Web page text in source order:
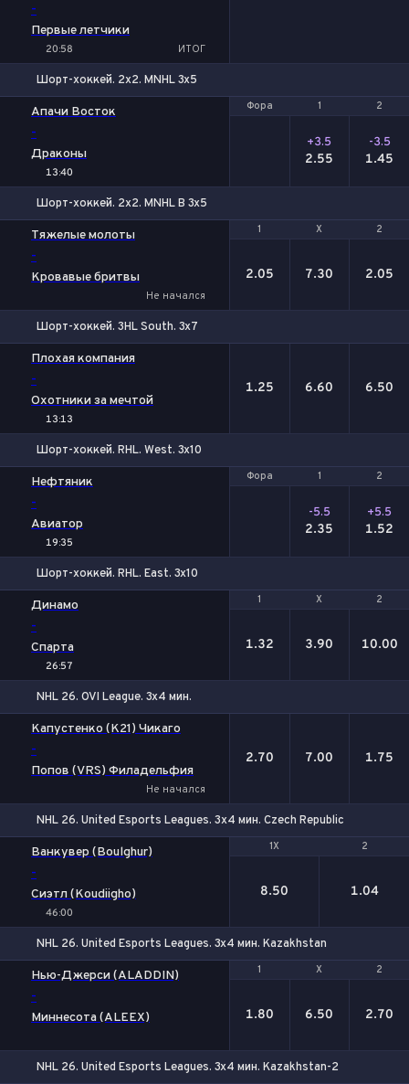
-
Первые летчики
20:58 ИТОГ
Шорт-хоккей. 2x2. MNHL 3x5
Фора 1 2
Апачи Восток
-
Драконы
13:40
Фора 1 2
+3.5
2.55
-3.5
1.45
Шорт-хоккей. 2x2. MNHL B 3x5
1 Х 2
Тяжелые молоты
-
Кровавые бритвы
Не начался
1 Х 2
2.05 7.30 2.05
Шорт-хоккей. 3HL South. 3x7
Плохая компания
-
Охотники за мечтой
13:13
1.25 6.60 6.50
Шорт-хоккей. RHL. West. 3x10
Фора 1 2
Нефтяник
-
Авиатор
19:35
Фора 1 2
-5.5
2.35
+5.5
1.52
Шорт-хоккей. RHL. East. 3x10
1 Х 2
Динамо
-
Спарта
26:57
1 Х 2
1.32 3.90 10.00
NHL 26. OVI League. 3x4 мин.
Капустенко (K21) Чикаго
-
Попов (VRS) Филадельфия
Не начался
2.70 7.00 1.75
NHL 26. United Esports Leagues. 3х4 мин. Czech Republic
1X 2
Ванкувер (Boulghur)
-
Сиэтл (Koudiigho)
46:00
1X 2
8.50 1.04
NHL 26. United Esports Leagues. 3x4 мин. Kazakhstan
1 Х 2
Нью-Джерси (ALADDIN)
-
Миннесота (ALEEX)
1 Х 2
1.80 6.50 2.70
NHL 26. United Esports Leagues. 3x4 мин. Kazakhstan-2